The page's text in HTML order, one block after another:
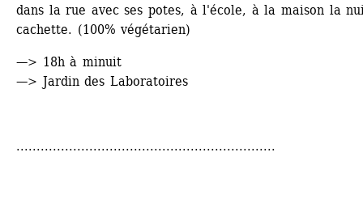
dans la rue avec ses potes, à l'école, à la maison la
cachette. (100% végétarien)
—> 18h à minuit
—> Jardin des Laboratoires
................................................................